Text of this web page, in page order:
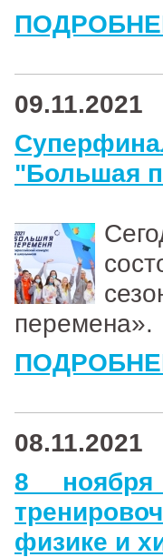
09.11.2021
"Большая
перемена».
08.11.2021
8
физике и